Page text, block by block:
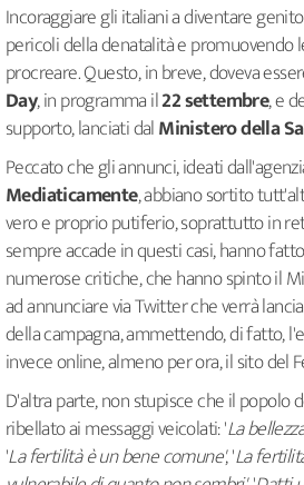
Incoraggiare gli italiani a diventare
pericoli della denatalità e promuovendo
procreare. Questo, in breve, doveva
Day, in programma il22 settembre, e
supporto, lanciati dalMinistero della
Peccato che gli annunci, ideati
Mediaticamente, abbiano sortito
vero e proprio putiferio, soprattutto in
sempre accade in questi casi, hanno
numerose critiche, che hanno spinto il
ad annunciare via Twitter che verrà
della campagna, ammettendo, di fatto,
invece online, almeno per ora, il sito del
D'altra parte, non stupisce che il popolo
ribellato ai messaggi veicolati: 'La
'La fertilità è un bene comune', 'La